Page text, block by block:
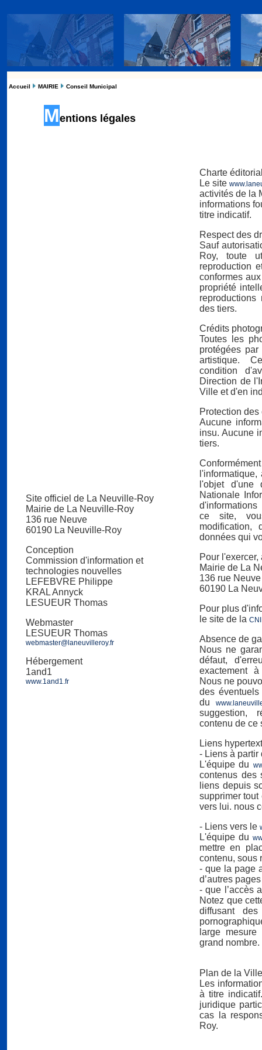
Accueil MAIRIE Conseil Municipal
Mentions légales
Site officiel de La Neuville-Roy
Mairie de La Neuville-Roy
136 rue Neuve
60190 La Neuville-Roy
Conception
Commission d'information et
technologies nouvelles
LEFEBVRE Philippe
KRAL Annyck
LESUEUR Thomas
Webmaster
LESUEUR Thomas
webmaster@laneuvilleroy.fr
Hébergement
1and1
www.1and1.fr
Charte
Le site
activités de la
informations
titre indicatif.
Respect des
Sauf
Roy, toute
reproduction
conformes
propriété
des tiers.
Crédits
Toutes les
protégées
artistique.
condition
Direction de
Ville et d'en
Protection
Aucune
insu. Aucune
tiers.
l'objet d'une
Nationale
ce site,
modification,
données qui
Pour
Mairie de La
136 rue Neuve
60190 La
Pour plus
le site de la
Absence de
Nous ne
défaut,
exactement
Nous ne
des
du
suggestion,
contenu de ce
Liens
- Liens à
L'équipe du
contenus des
liens depuis
supprimer
vers lui. nous
- Liens vers le
L'équipe du
mettre en
contenu, sous
- que la page
d’autres pages
- que l’accès
Notez que
diffusant
large
grand nombre.
Plan de la Ville
Les
à titre
juridique
cas la
Roy.